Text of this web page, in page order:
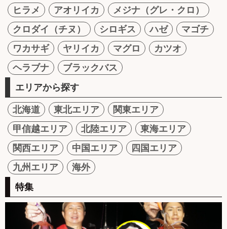
ヒラメ
アオリイカ
メジナ（グレ・クロ）
クロダイ（チヌ）
シロギス ハゼ
マゴチ
ワカサギ
ヤリイカ マグロ
カツオ
ヘラブナ
ブラックバス
エリアから探す
北海道 東北エリア
関東エリア
甲信越エリア
北陸エリア
東海エリア
関西エリア
中国エリア
四国エリア
九州エリア
海外
特集